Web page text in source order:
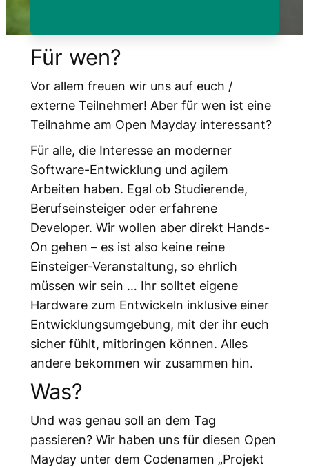
Für wen?
Vor allem freuen wir uns auf euch /
externe Teilnehmer! Aber für wen ist eine
Teilnahme am Open Mayday interessant?
Für alle, die Interesse an moderner
Software-Entwicklung und agilem
Arbeiten haben. Egal ob Studierende,
Berufseinsteiger oder erfahrene
Developer. Wir wollen aber direkt Hands-
On gehen – es ist also keine reine
Einsteiger-Veranstaltung, so ehrlich
müssen wir sein … Ihr solltet eigene
Hardware zum Entwickeln inklusive einer
Entwicklungsumgebung, mit der ihr euch
sicher fühlt, mitbringen können. Alles
andere bekommen wir zusammen hin.
Was?
Und was genau soll an dem Tag
passieren? Wir haben uns für diesen Open
Mayday unter dem Codenamen „Projekt